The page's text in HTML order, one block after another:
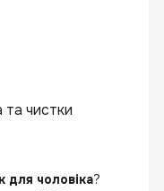
чистки
для чоловіка?